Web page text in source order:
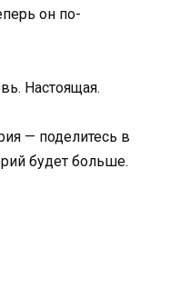
он по-
Настоящая.
— поделитесь в
будет больше.